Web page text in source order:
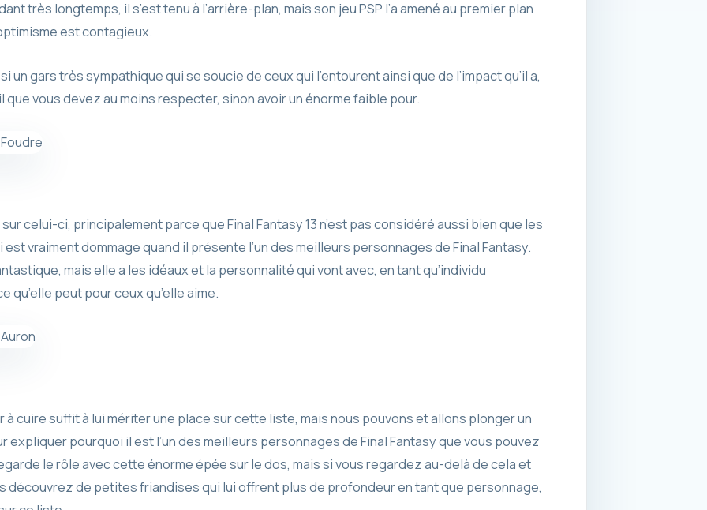
très longtemps, il s’est tenu à l’arrière-plan, mais son jeu PSP l’a amené au premier plan
est contagieux.
un gars très sympathique qui se soucie de ceux qui l’entourent ainsi que de l’impact qu’il a,
vous devez au moins respecter, sinon avoir un énorme faible pour.
celui-ci, principalement parce que Final Fantasy 13 n’est pas considéré aussi bien que les
vraiment dommage quand il présente l’un des meilleurs personnages de Final Fantasy.
mais elle a les idéaux et la personnalité qui vont avec, en tant qu’individu
peut pour ceux qu’elle aime.
à cuire suffit à lui mériter une place sur cette liste, mais nous pouvons et allons plonger un
expliquer pourquoi il est l’un des meilleurs personnages de Final Fantasy que vous pouvez
le rôle avec cette énorme épée sur le dos, mais si vous regardez au-delà de cela et
découvrez de petites friandises qui lui offrent plus de profondeur en tant que personnage,